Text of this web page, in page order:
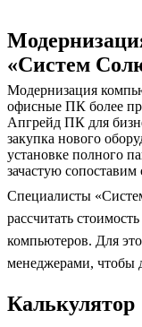
«Систем
Модернизация
офисные ПК более
Апгрейд ПК для
закупка нового
установке полного
зачастую
Специалисты
рассчитать
компьютеров. Для
менеджерами, чтобы
Калькулятор